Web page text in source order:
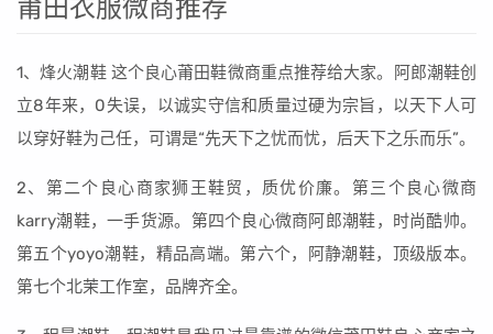
莆田衣服微商推荐
1、烽火潮鞋 这个良心莆田鞋微商重点推荐给大家。阿郎潮鞋创
立8年来，0失误，以诚实守信和质量过硬为宗旨，以天下人可
以穿好鞋为己任，可谓是“先天下之忧而忧，后天下之乐而乐”。
2、第二个良心商家狮王鞋贸，质优价廉。第三个良心微商
karry潮鞋，一手货源。第四个良心微商阿郎潮鞋，时尚酷帅。
第五个yoyo潮鞋，精品高端。第六个，阿静潮鞋，顶级版本。
第七个北茉工作室，品牌齐全。